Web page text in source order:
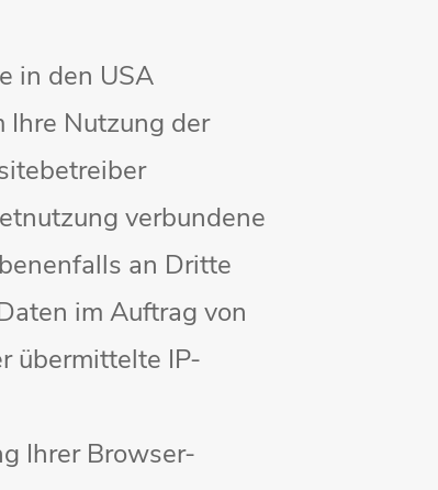
in den USA
Ihre Nutzung der
verbundene
an Dritte
im Auftrag von
übermittelte IP-
Ihrer Browser-